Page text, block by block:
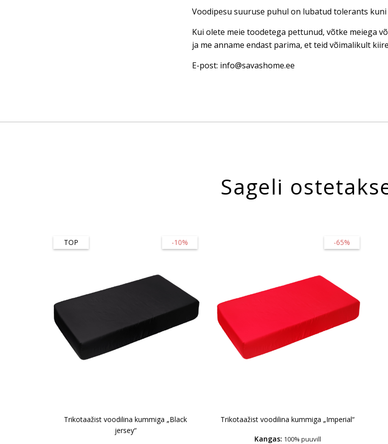
Voodipesu suuruse puhul on lubatud tolerants kuni
Kui olete meie toodetega pettunud, võtke meiega
ja me anname endast parima, et teid võimalikult
E-post: info@savashome.ee
Sageli
-10%
TOP
Trikotaažist voodilina kummiga „Black
jersey“
-65%
Trikotaažist voodilina kummiga „Imperial“
Kangas: 100% puuvill